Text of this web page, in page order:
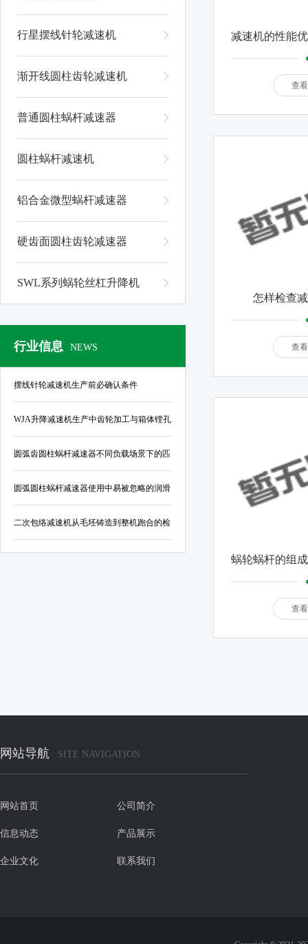
行星摆线针轮减速机
渐开线圆柱齿轮减速机
普通圆柱蜗杆减速器
圆柱蜗杆减速机
铝合金微型蜗杆减速器
硬齿面圆柱齿轮减速器
SWL系列蜗轮丝杠升降机
行业信息 NEWS
摆线针轮减速机生产前必确认条件
WJA升降减速机生产中齿轮加工与箱体镗孔
圆弧齿圆柱蜗杆减速器不同负载场景下的匹
圆弧圆柱蜗杆减速器使用中易被忽略的润滑
二次包络减速机从毛坯铸造到整机跑合的检
减速机的性能
查
怎样检查
查
蜗轮蜗杆的组
查
网站导航 SITE NAVIGATION
网站首页 公司简介
信息动态 产品展示
企业文化 联系我们